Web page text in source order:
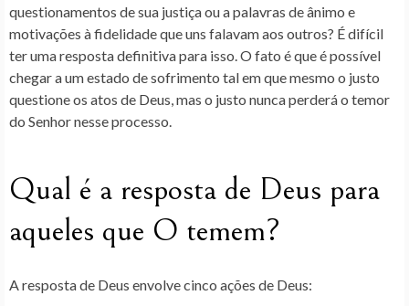
questionamentos de sua justiça ou a palavras de ânimo e
motivações à fidelidade que uns falavam aos outros? É difícil
ter uma resposta definitiva para isso. O fato é que é possível
chegar a um estado de sofrimento tal em que mesmo o justo
questione os atos de Deus, mas o justo nunca perderá o temor
do Senhor nesse processo.
Qual é a resposta de Deus para
aqueles que O temem?
A resposta de Deus envolve cinco ações de Deus: